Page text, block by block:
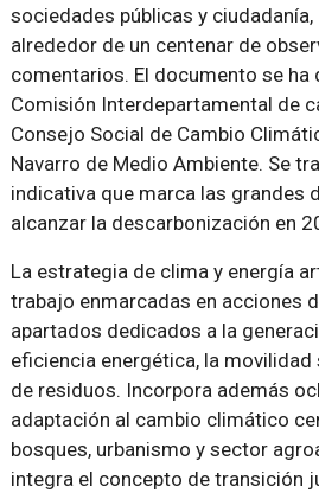
sociedades públicas y
alrededor de un centenar de
comentarios. El documento se ha
Comisión Interdepartamental de
Consejo Social de Cambio
Navarro de Medio Ambiente. Se
indicativa que marca las grandes
alcanzar la descarbonización en
La estrategia de clima y energía
trabajo enmarcadas en acciones
apartados dedicados a la
eficiencia energética, la
de residuos. Incorpora además
adaptación al cambio climático
bosques, urbanismo y sector
integra el concepto de transición